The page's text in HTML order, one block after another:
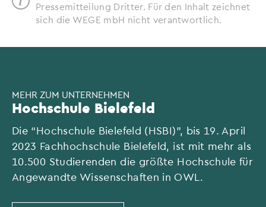
Pressemitteilung Dritter. Für den Inhalt zeichnet
sich die WEGE mbH nicht verantwortlich.
MEHR ZUM UNTERNEHMEN
Hochschule Bielefeld
Die “Hochschule Bielefeld (HSBI)”, bis 19. April
2023 Fachhochschule Bielefeld, ist mit mehr als
10.500 Studierenden die größte Hochschule für
Angewandte Wissenschaften in OWL.